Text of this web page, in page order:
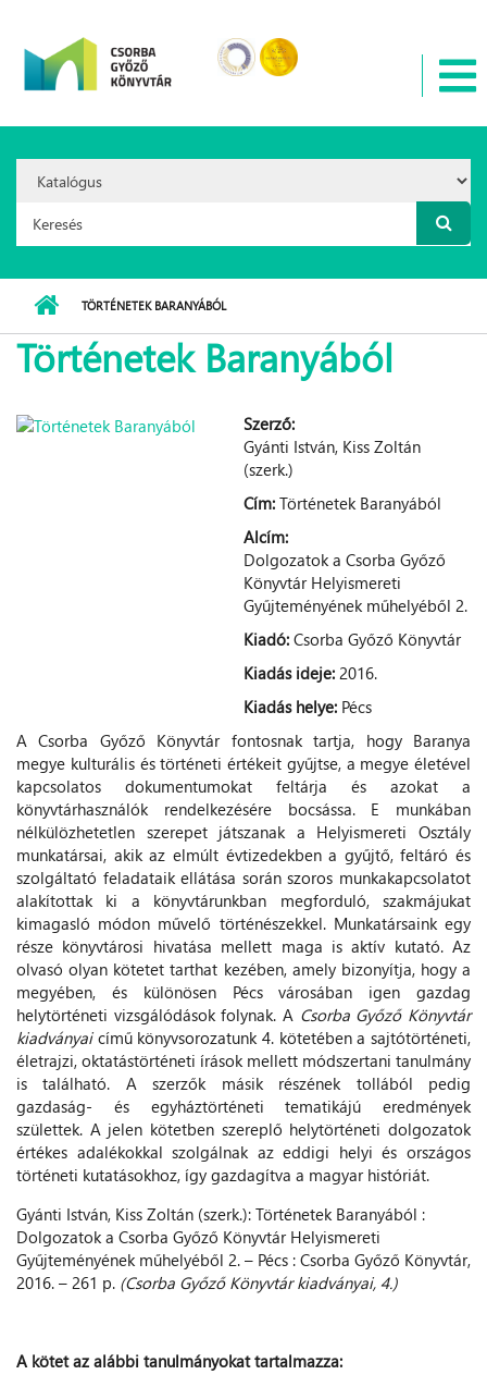
Option:
Keresés űrlap
TÖRTÉNETEK BARANYÁBÓL
Történetek Baranyából
Szerző:
Gyánti István, Kiss Zoltán
(szerk.)
Cím: Történetek Baranyából
Alcím:
Dolgozatok a Csorba Győző
Könyvtár Helyismereti
Gyűjteményének műhelyéből 2.
Kiadó: Csorba Győző Könyvtár
Kiadás ideje: 2016.
Kiadás helye: Pécs
A Csorba Győző Könyvtár fontosnak tartja, hogy Baranya
megye kulturális és történeti értékeit gyűjtse, a megye életével
kapcsolatos dokumentumokat feltárja és azokat a
könyvtárhasználók rendelkezésére bocsássa. E munkában
nélkülözhetetlen szerepet játszanak a Helyismereti Osztály
munkatársai, akik az elmúlt évtizedekben a gyűjtő, feltáró és
szolgáltató feladataik ellátása során szoros munkakapcsolatot
alakítottak ki a könyvtárunkban megforduló, szakmájukat
kimagasló módon művelő történészekkel. Munkatársaink egy
része könyvtárosi hivatása mellett maga is aktív kutató. Az
olvasó olyan kötetet tarthat kezében, amely bizonyítja, hogy a
megyében, és különösen Pécs városában igen gazdag
helytörténeti vizsgálódások folynak. A Csorba Győző Könyvtár
kiadványaicímű könyvsorozatunk 4. kötetében a sajtótörténeti,
életrajzi, oktatástörténeti írások mellett módszertani tanulmány
is található. A szerzők másik részének tollából pedig
gazdaság- és egyháztörténeti tematikájú eredmények
születtek. A jelen kötetben szereplő helytörténeti dolgozatok
értékes adalékokkal szolgálnak az eddigi helyi és országos
történeti kutatásokhoz, így gazdagítva a magyar históriát.
Gyánti István, Kiss Zoltán (szerk.): Történetek Baranyából :
Dolgozatok a Csorba Győző Könyvtár Helyismereti
Gyűjteményének műhelyéből 2. – Pécs : Csorba Győző Könyvtár,
2016. – 261 p. (Csorba Győző Könyvtár kiadványai, 4.)
A kötet az alábbi tanulmányokat tartalmazza: